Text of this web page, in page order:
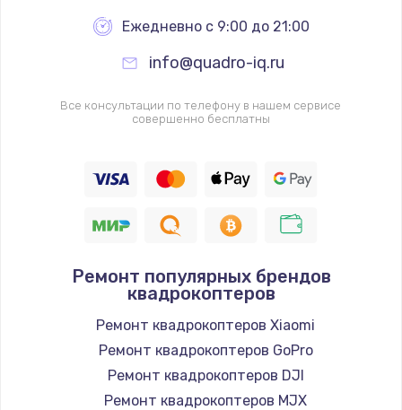
Ежедневно с 9:00 до 21:00
info@quadro-iq.ru
Все консультации по телефону в нашем сервисе
совершенно бесплатны
Ремонт популярных брендов
квадрокоптеров
Ремонт квадрокоптеров Xiaomi
Ремонт квадрокоптеров GoPro
Ремонт квадрокоптеров DJI
Ремонт квадрокоптеров MJX